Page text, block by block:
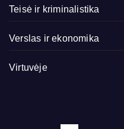
Teisė ir kriminalistika
Verslas ir ekonomika
Virtuvėje